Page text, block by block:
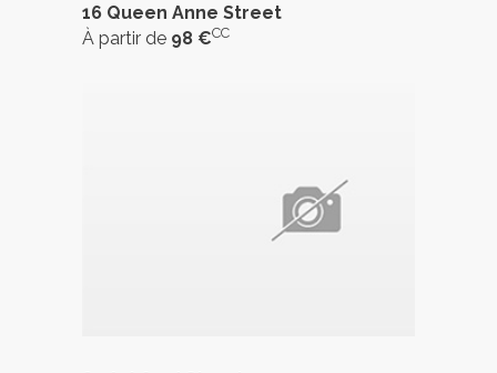
16 Queen Anne Street
À partir de 98 €CC